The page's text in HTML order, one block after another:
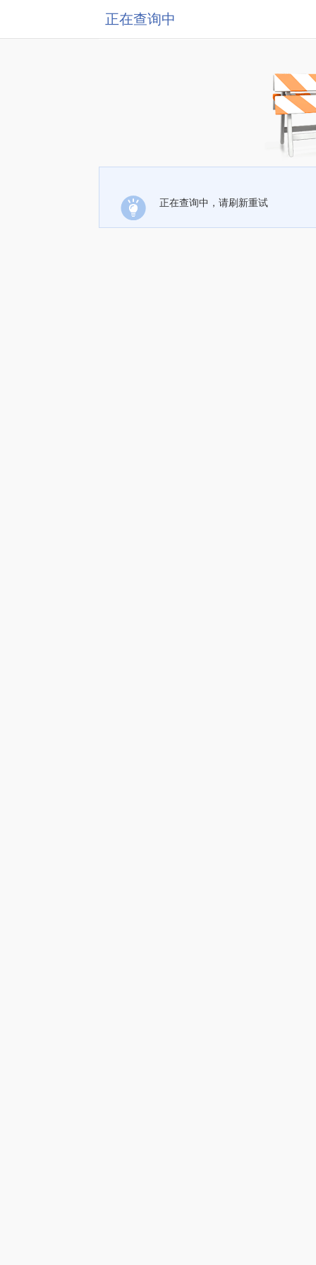
正在查询中
正在查询中，请刷新重试